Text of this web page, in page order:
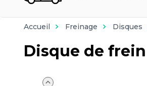
Accueil Freinage Disques
Disque de frein